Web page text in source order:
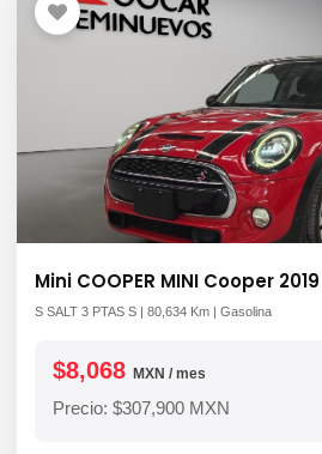
Mini COOPER MINI Cooper 2019
S SALT 3 PTAS S | 80,634 Km | Gasolina
$8,068 MXN / mes
Precio: $307,900 MXN